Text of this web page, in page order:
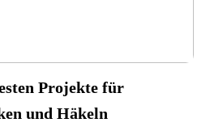
Projekte für
und Häkeln